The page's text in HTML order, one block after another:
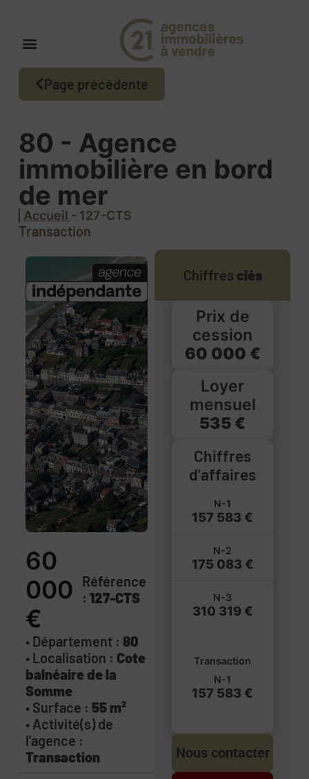
Page précédente
80 - Agence
immobilière en bord
de mer
Accueil - 127-CTS
Transaction
60
000
€
Référence
:127-CTS
• Département : 80
• Localisation : Cote
balnéaire de la
Somme
• Surface : 55 m²
• Activité(s) de
l'agence :
Transaction
Chiffres clés
Prix de
cession
60 000 €
Loyer
mensuel
535 €
Chiffres
d'affaires
N-1
157 583 €
N-2
175 083 €
N-3
310 319 €
Transaction
N-1
157 583 €
Nous contacter